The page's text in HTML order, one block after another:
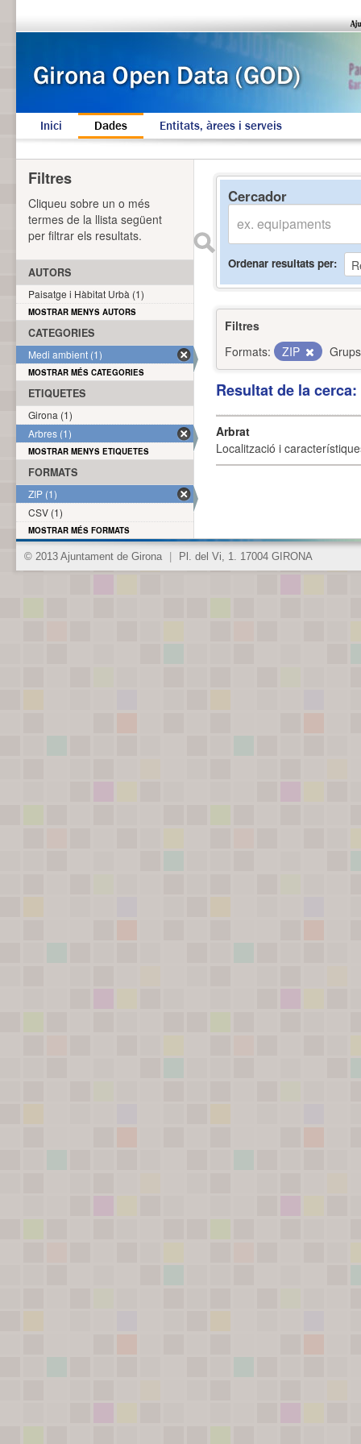
Inici Dades Entitats, àrees i serveis
Cercador
Ordenar resultats per
Filtres
Formats:
ZIP
Resultat de la
Arbrat
Localització i
Filtres
Cliqueu sobre un o més
termes de la llista següent
per filtrar els resultats.
AUTORS
Paisatge i Hàbitat Urbà (1)
MOSTRAR MENYS AUTORS
CATEGORIES
Medi ambient (1)
MOSTRAR MÉS CATEGORIES
ETIQUETES
Girona (1)
Arbres (1)
MOSTRAR MENYS ETIQUETES
FORMATS
ZIP (1)
CSV (1)
MOSTRAR MÉS FORMATS
© 2013 Ajuntament de Girona Pl. del Vi, 1. 17004 GIRONA